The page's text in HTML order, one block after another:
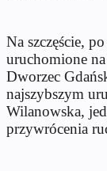
Na szczęście,
uruchomione
Dworzec
najszybszym
Wilanowska,
przywrócenia